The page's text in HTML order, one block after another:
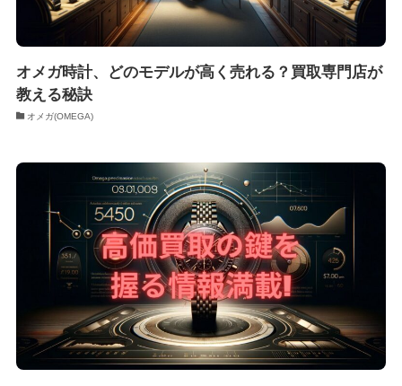
オメガ時計、どのモデルが高く売れる？買取専門店が
教える秘訣
オメガ(OMEGA)